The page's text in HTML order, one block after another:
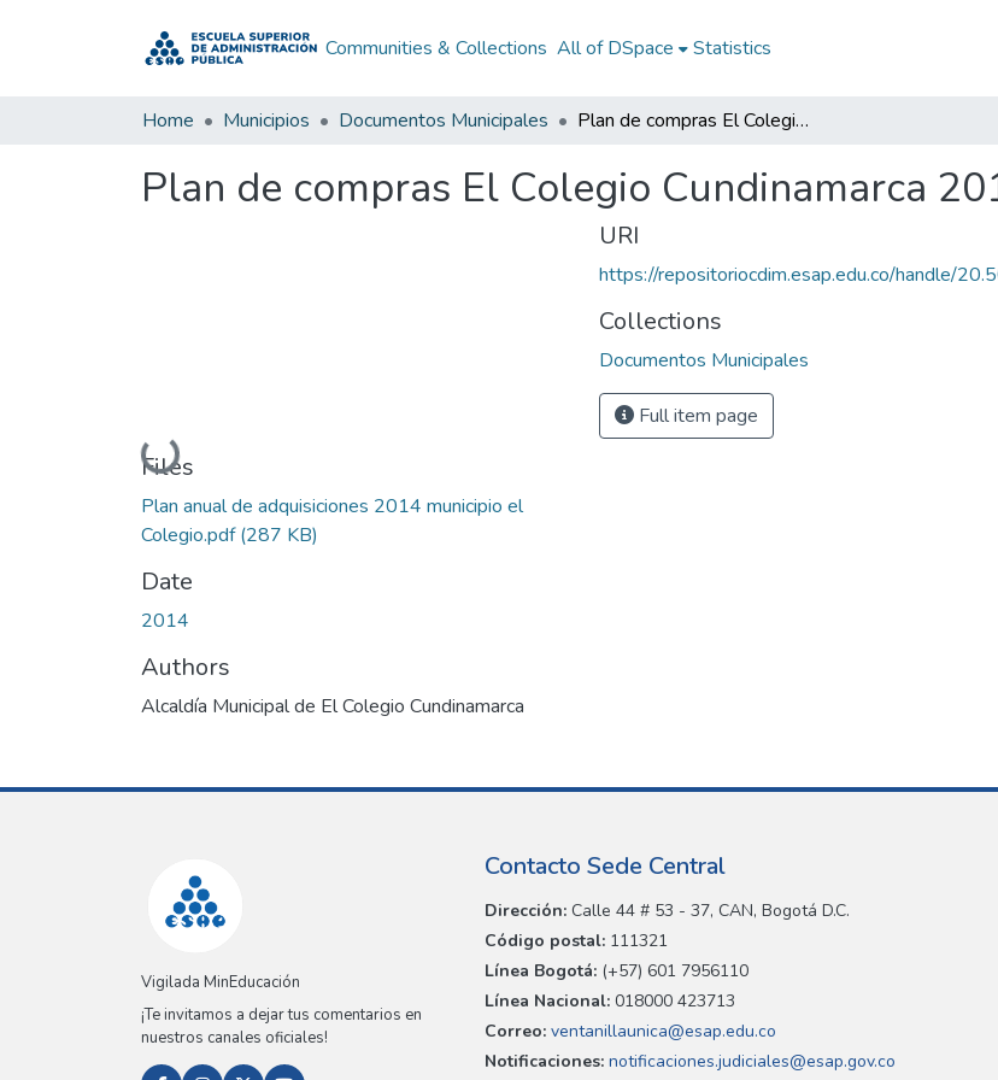
Communities & Collections All of DSpace Statistics
Home Municipios Documentos Municipales Plan de compras El Colegio Cundinamarca 2014
Plan de compras El Colegio Cundinamarca
Loading...
Files
Plan anual de adquisiciones 2014 municipio el
Colegio.pdf(287 KB)
Date
2014
Authors
Alcaldía Municipal de El Colegio Cundinamarca
URI
https://repositoriocdim.esap.edu.co/handle/
Collections
Documentos Municipales
Full item page
Vigilada MinEducación
¡Te invitamos a dejar tus comentarios en
nuestros canales oficiales!
Contacto Sede Central
Dirección: Calle 44 # 53 - 37, CAN, Bogotá D.C.
Código postal: 111321
Línea Bogotá: (+57) 601 7956110
Línea Nacional: 018000 423713
Correo: ventanillaunica@esap.edu.co
Notificaciones: notificaciones.judiciales@esap.gov.co